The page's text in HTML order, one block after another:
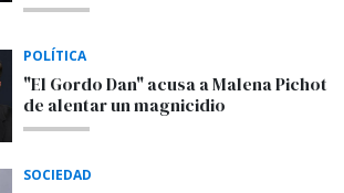
POLÍTICA
"El Gordo Dan" acusa a Malena Pichot
de alentar un magnicidio
SOCIEDAD